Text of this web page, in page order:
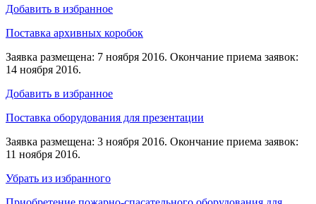
Добавить в избранное
Поставка архивных коробок
Заявка размещена: 7 ноября 2016. Окончание приема заявок:
14 ноября 2016.
Добавить в избранное
Поставка оборудования для презентации
Заявка размещена: 3 ноября 2016. Окончание приема заявок:
11 ноября 2016.
Убрать из избранного